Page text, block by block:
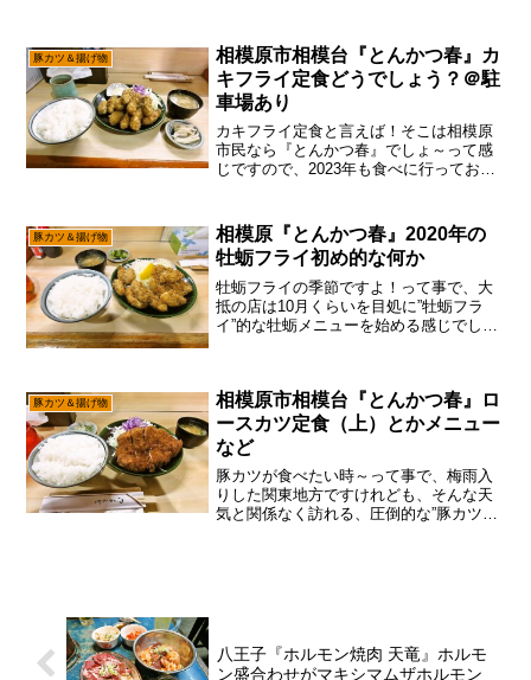
減る説で御座います。って事で、”全メニ
ュー制覇”の野望もあ...
豚カツ＆揚げ物
相模原市相模台『とんかつ春』カ
キフライ定食どうでしょう？＠駐
車場あり
カキフライ定食と言えば！そこは相模原
市民なら『とんかつ春』でしょ～って感
じですので、2023年も食べに行っておこ
べれる訳では無いですからね～で。わり
と相模原って美味しい...
豚カツ＆揚げ物
相模原『とんかつ春』2020年の
牡蛎フライ初め的な何か
牡蛎フライの季節ですよ！って事で、大
抵の店は10月くらいを目処に”牡蛎フラ
イ”的な牡蛎メニューを始める感じでし
いとは思うのですが、し...
豚カツ＆揚げ物
相模原市相模台『とんかつ春』ロ
ースカツ定食（上）とかメニュー
など
豚カツが食べたい時～って事で、梅雨入
りした関東地方ですけれども、そんな天
気と関係なく訪れる、圧倒的な”豚カツモ
八王子『ホルモン焼肉 天竜』ホルモ
ン盛合わせがマキシマムザホルモン